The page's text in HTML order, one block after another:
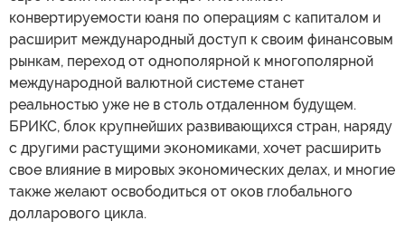
конвертируемости юаня по операциям с капиталом и
расширит международный доступ к своим финансовым
рынкам, переход от однополярной к многополярной
международной валютной системе станет
реальностью уже не в столь отдаленном будущем.
БРИКС, блок крупнейших развивающихся стран, наряду
с другими растущими экономиками, хочет расширить
свое влияние в мировых экономических делах, и многие
также желают освободиться от оков глобального
долларового цикла.